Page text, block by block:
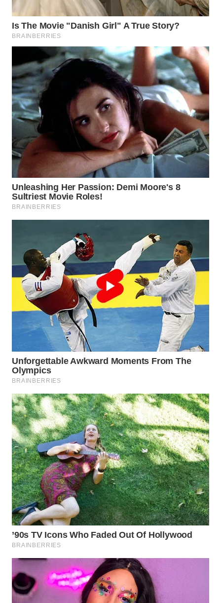
WN
KEPULAUAN
SERIBU
WN
TANGERANG
WN
BINJAI
WN
CIREBON
WN
INDRAMAYU
WN
KUNINGAN
WN
MAJALENGKA
WN
SUBANG
SUKABUMI
WN
PURWAKARTA
WN
PRIANGAN
TIMUR
WN
SEMARANG
WN
SOLO
WN
BOROBUDUR
MADURA
WN
SURABAYA